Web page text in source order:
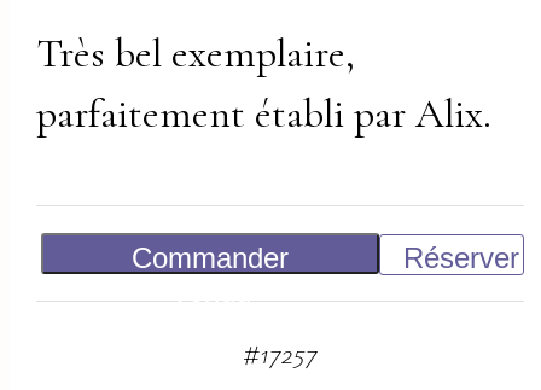
Très bel exemplaire,
parfaitement établi par Alix.
Commander
Réserver
#17257